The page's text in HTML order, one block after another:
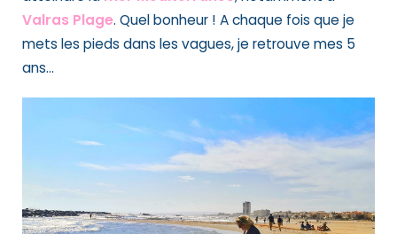
Valras Plage. Quel bonheur ! A chaque fois que je
mets les pieds dans les vagues, je retrouve mes 5
ans…